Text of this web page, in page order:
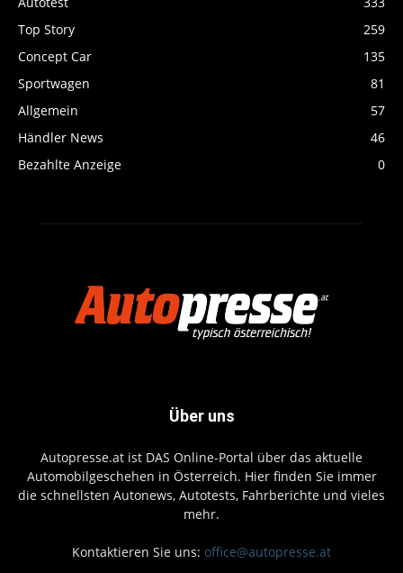
Top Story
259
Concept Car
135
Sportwagen
81
Allgemein
57
Händler News
46
Bezahlte Anzeige
0
Über uns
Autopresse.at ist DAS Online-Portal über das aktuelle
Automobilgeschehen in Österreich. Hier finden Sie immer
die schnellsten Autonews, Autotests, Fahrberichte und vieles
mehr.
Kontaktieren Sie uns: office@autopresse.at